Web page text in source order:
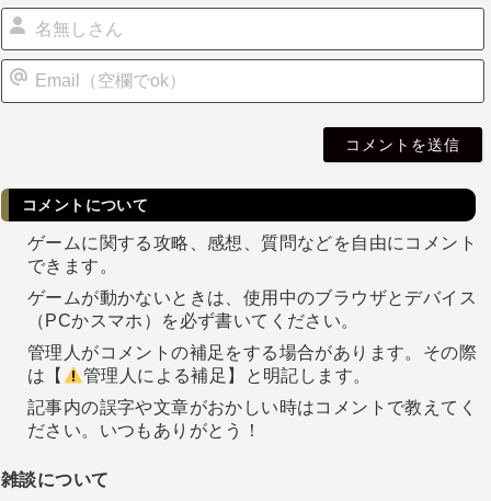
コメントについて
ゲームに関する攻略、感想、質問などを自由にコメント
できます。
ゲームが動かないときは、使用中のブラウザとデバイス
（PCかスマホ）を必ず書いてください。
管理人がコメントの補足をする場合があります。その際
は【
管理人による補足】と明記します。
記事内の誤字や文章がおかしい時はコメントで教えてく
ださい。いつもありがとう！
雑談について